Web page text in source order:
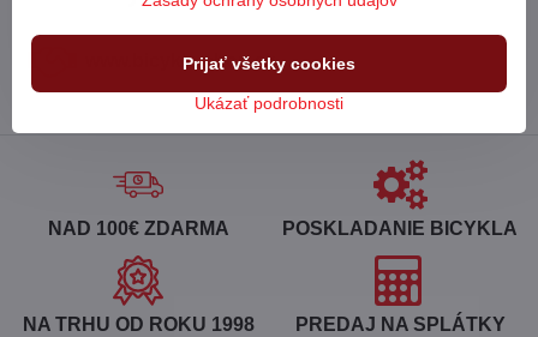
www​.bicykle-shop​.sk
NAD 100€ ZDARMA POSKLADANIE BICYKLA
NA TRHU OD ROKU 1998 PREDAJ NA SPLÁTKY
Ukázať podrobnosti
Prijať všetky cookies